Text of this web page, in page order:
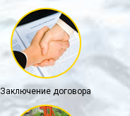
Заключение договора